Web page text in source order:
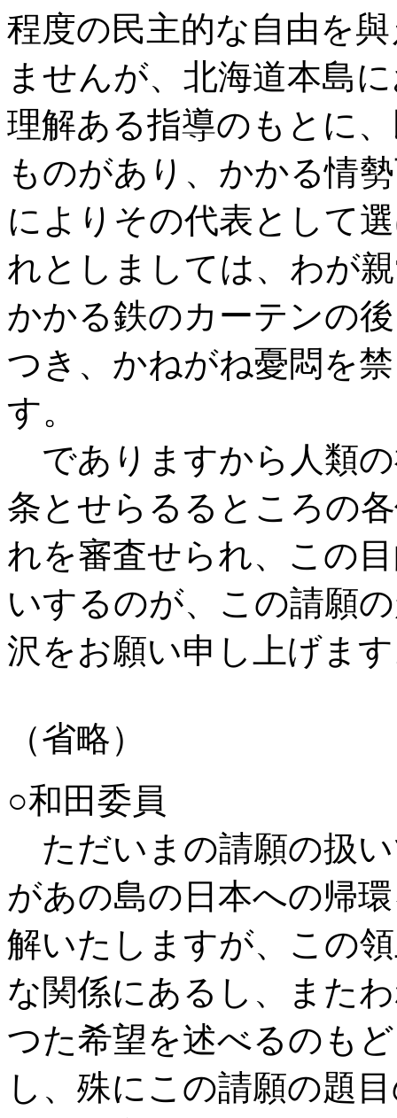
程度の民主的な自由を
ませんが、北海道本島
理解ある指導のもとに
ものがあり、かかる情
によりその代表として
れとしましては、わが
かかる鉄のカーテンの
つき、かねがね憂悶を
す。
でありますから人類
条とせらるるところの
れを審査せられ、この
いするのが、この請願
沢をお願い申し上げま
（省略）
○和田委員
ただいまの請願の扱
があの島の日本への帰
解いたしますが、この
な関係にあるし、また
つた希望を述べるのも
し、殊にこの請願の題